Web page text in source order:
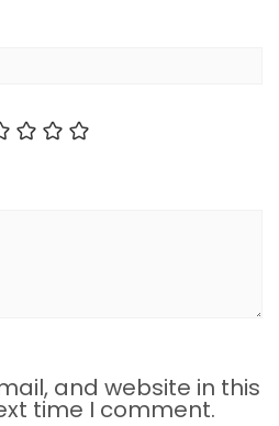
and website in this
time I comment.